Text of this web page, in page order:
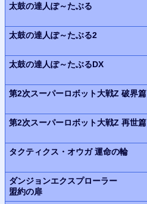
太鼓の達人ぽ～たぶる
太鼓の達人ぽ～たぶる2
太鼓の達人ぽ～たぶるDX
第2次スーパーロボット大戦Z 破界篇
第2次スーパーロボット大戦Z 再世篇
タクティクス・オウガ運命の輪
ダンジョンエクスプローラー
盟約の扉